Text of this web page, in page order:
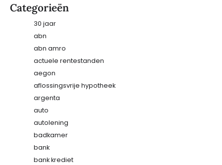
Categorieën
30 jaar
abn
abn amro
actuele rentestanden
aegon
aflossingsvrije hypotheek
argenta
auto
autolening
badkamer
bank
bank krediet